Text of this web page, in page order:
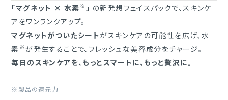
「マグネット × 水素 ※ 」 の新発想フェイスパックで、スキンケ
アをワンランクアップ。
マグネットがついたシートがスキンケアの可能性を広げ、水
素 ※が発生することで、フレッシュな美容成分をチャージ。
毎日のスキンケアを、もっとスマートに、もっと贅沢に。
※製品の還元力